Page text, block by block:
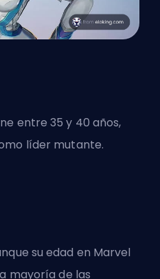
entre 35 y 40 años,
líder mutante.
su edad en Marvel
mayoría de las